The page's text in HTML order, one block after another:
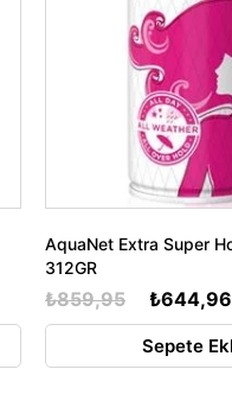
AquaNet Extra Super
312GR
₺644,96
₺859,95
Sepete